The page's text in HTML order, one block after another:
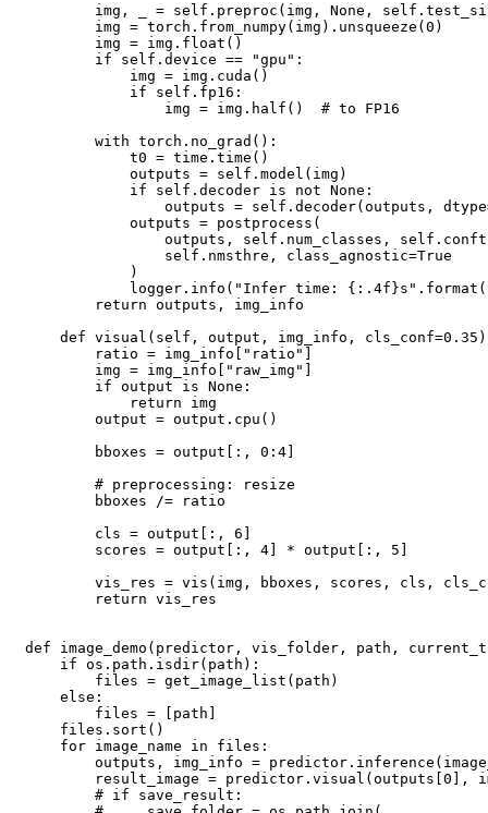
        img
, = self . preproc ( img , None , self .
        img
= torch . from_numpy( img ) . unsqueeze (0 )
        img
= img . float ( )
if self . device == "gpu" :
            img
= img . cuda ( )
if self . fp16 :
                img
= img . half ( )
# to FP16
with torch . no_grad ( ) :
            t0
= time . time ( )
            outputs
= self . model ( img )
if self . decoder is not None :
                outputs
= self . decoder(outputs , dtype
            outputs
= postprocess (
                outputs
, self . num_classes , self .
                self
. nmsthre , class_agnostic=True
)
            logger
. info ( "Infer time: {:.4f}s" . format (
return outputs ,
img_info
def visual ( self , output , img_info , cls_conf=0.35 )
        ratio
= img_info [ "ratio" ]
        img
= img_info [ "raw_img" ]
if output is None :
return img
        output
= output . cpu ( )
        bboxes
= output [ : , 0 : 4]
# preprocessing: resize
        bboxes
/= ratio
        cls
= output [ : , 6 ]
        scores
= output [ : , 4] * output [ : , 5 ]
        vis_res
= vis ( img , bboxes , scores , cls ,
return vis_res
def image_demo ( predictor , vis_folder , path ,
if os . path . isdir( path ) :
        files
= get_image_list ( path )
else :
        files
= [ path ]
    files
. sort ( )
for image_name in files :
        outputs
, img_info = predictor . inference (
        result_image
= predictor . visual (outputs [0 ] ,
# if save_result: